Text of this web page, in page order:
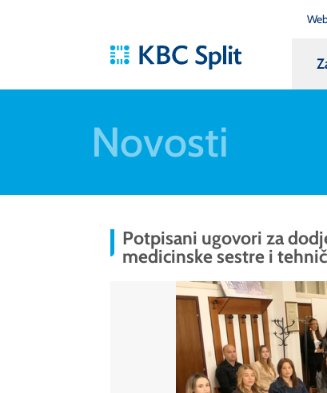
Novosti
Potpisani ugovori za
medicinske sestre i